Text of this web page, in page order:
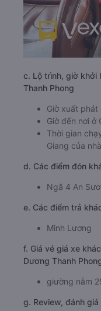
c. Lộ trình, giờ khởi
Thanh Phong
Giờ xuất phát
Giờ đến nơi ở
Thời gian
Giang của
d. Các điểm đón
Ngã 4 An
e. Các điểm trả
Minh Lương
f. Giá vé giá xe
Dương Thanh
giường nằm
g. Review, đánh